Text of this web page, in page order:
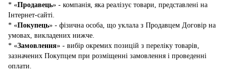
* «Продавець» - компанія, яка реалізує товари, представлені на
Інтернет-сайті.
* «Покупець» - фізична особа, що уклала з Продавцем Договір на
умовах, викладених нижче.
* «Замовлення» - вибір окремих позицій з переліку товарів,
зазначених Покупцем при розміщенні замовлення і проведенні
оплати.